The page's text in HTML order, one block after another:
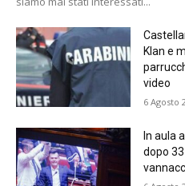
Klan e
video
6 Agosto
In aula
dopo